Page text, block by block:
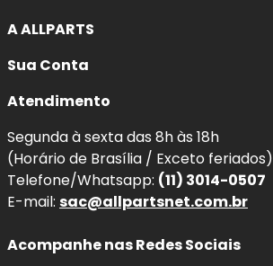
A ALLPARTS
Sua Conta
Atendimento
Segunda à sexta das 8h às 18h
(Horário de Brasília / Exceto feriados)
Telefone/Whatsapp: (11) 3014-0507
E-mail: sac@allpartsnet.com.br
Acompanhe nas Redes Sociais